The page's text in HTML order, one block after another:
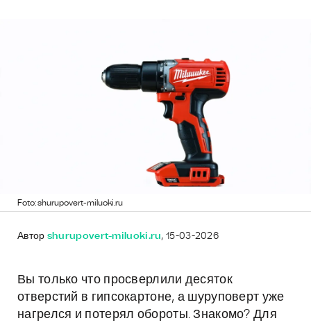
Foto: shurupovert-miluoki.ru
Автор shurupovert-miluoki.ru, 15-03-2026
Вы только что просверлили десяток
отверстий в гипсокартоне, а шуруповерт уже
нагрелся и потерял обороты. Знакомо? Для